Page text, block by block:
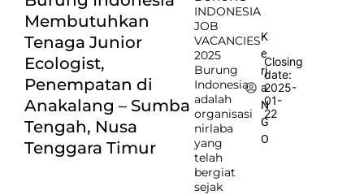
Membutuhkan
Tenaga Junior
Ecologist,
Penempatan di
Anakalang – Sumba
Tengah, Nusa
Tenggara Timur
INDONESIA
JOB
VACANCIES
2025
Burung
Indonesia
adalah
organisasi
nirlaba
yang
telah
bergiat
sejak
K
e
rj
a
N
G
O
Closing
date:
2025-
01-
22